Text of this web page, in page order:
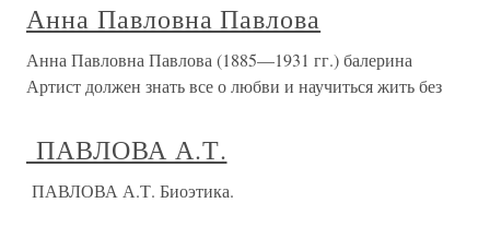
Анна Павловна Павлова
Анна Павловна Павлова (1885—1931 гг.) балерина
Артист должен знать все о любви и научиться жить без
ПАВЛОВА А.Т.
ПАВЛОВА А.Т. Биоэтика.